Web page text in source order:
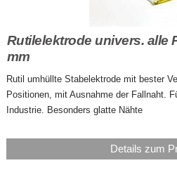
Rutilelektrode univers. alle
mm
Rutil umhüllte Stabelektrode mit bester
Positionen, mit Ausnahme der Fallnaht.
Industrie. Besonders glatte Nähte
Details zum